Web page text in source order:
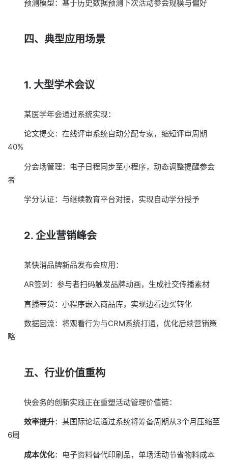
预测模型：基于历史数据预测下次活动参会规模与偏好
四、典型应用场景
1. 大型学术会议
某医学年会通过系统实现：
论文提交：在线评审系统自动分配专家，缩短评审周期
40%
分会场管理：电子日程同步至小程序，动态调整提醒参会
者
学分认证：与继续教育平台对接，实现自动学分授予
2. 企业营销峰会
某快消品牌新品发布会应用：
AR签到：参与者扫码触发品牌动画，生成社交传播素材
直播带货：小程序嵌入商品库，实现边看边买转化
数据回流：将观看行为与CRM系统打通，优化后续营销策
略
五、行业价值重构
快会务的创新实践正在重塑活动管理价值链：
效率提升：某国际论坛通过系统将筹备周期从3个月压缩至
6周
成本优化：电子资料替代印刷品，单场活动节省物料成本